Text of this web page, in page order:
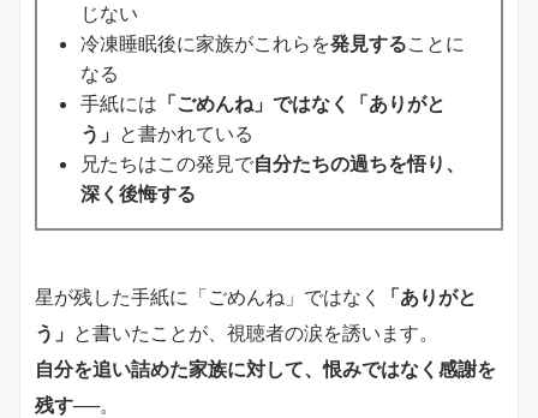
じない
冷凍睡眠後に家族がこれらを発見することに
なる
手紙には 「ごめんね」ではなく「ありがと
う」 と書かれている
兄たちはこの発見で自分たちの過ちを悟り、
深く後悔する
星が残した手紙に「ごめんね」ではなく
「ありがと
う」 と書いたことが、視聴者の涙を誘います。
自分を追い詰めた家族に対して、恨みではなく感謝を
残す──。